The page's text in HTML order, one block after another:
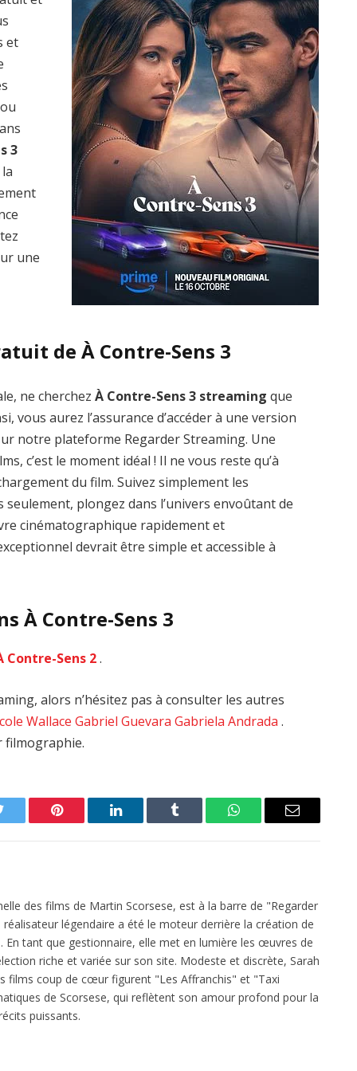
et
3
une
de À Contre-Sens 3
ne cherchezÀ Contre-Sens 3 streaming que
vous aurez l’assurance d’accéder à une version
notre plateforme Regarder Streaming. Une
c’est le moment idéal ! Il ne vous reste qu’à
du film. Suivez simplement les
plongez dans l’univers envoûtant de
cinématographique rapidement et
devrait être simple et accessible à
À Contre-Sens 3
Contre-Sens 2.
alors n’hésitez pas à consulter les autres
Wallace Gabriel Guevara Gabriela Andrada .
filmographie.
Pinterest LinkedIn Tumblr WhatsAppEmail
des films de Martin Scorsese, est à la barre de "Regarder
légendaire a été le moteur derrière la création de
tant que gestionnaire, elle met en lumière les œuvres de
riche et variée sur son site. Modeste et discrète, Sarah
films coup de cœur figurent "Les Affranchis" et "Taxi
de Scorsese, qui reflètent son amour profond pour la
puissants.
Zenon: Girl of
the 21st Century
streaming VF HD
La Légende des
1000 dragons
streaming VF HD